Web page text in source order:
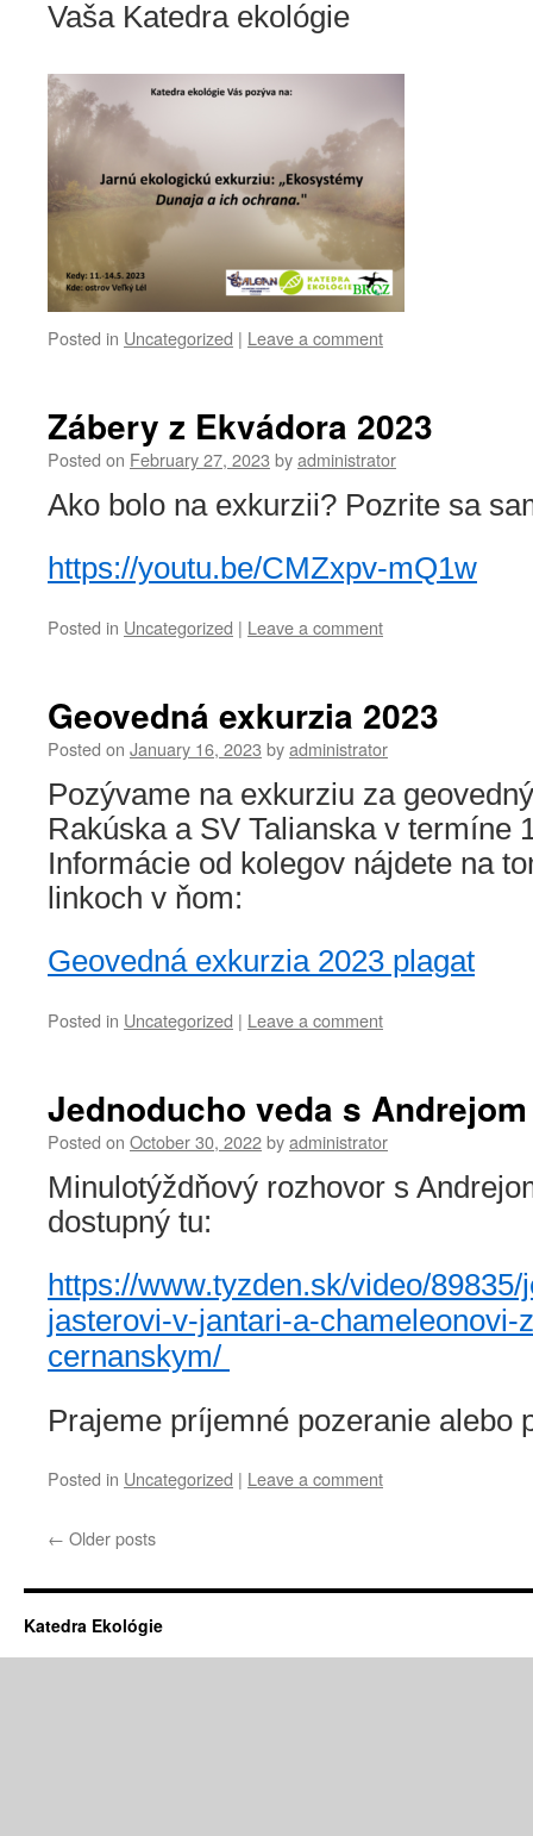
Vaša Katedra ekológie
Posted in Uncategorized | Leave a comment
Zábery z Ekvádora 2023
Posted on February 27, 2023 byadministrator
Ako bolo na exkurzii? Pozrite sa
https://youtu.be/CMZxpv-mQ1w
Posted in Uncategorized | Leave a comment
Geovedná exkurzia 2023
Posted on January 16, 2023 byadministrator
Pozývame na exkurziu za
Rakúska a SV Talianska v termíne
Informácie od kolegov nájdete na
linkoch v ňom:
Geovedná exkurzia 2023 plagat
Posted in Uncategorized | Leave a comment
Jednoducho veda s
Posted on October 30, 2022byadministrator
Minulotýždňový rozhovor s
dostupný tu:
https://www.tyzden.sk/video/
jasterovi-v-jantari-a-chameleonovi-
cernanskym/
Prajeme príjemné pozeranie alebo
Posted in Uncategorized | Leave a comment
← Older posts
Katedra Ekológie